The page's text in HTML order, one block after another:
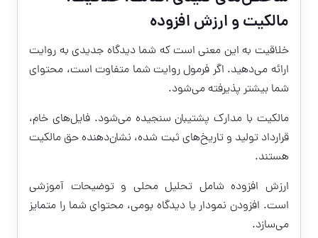
مالکیت و ارزش افزوده
خلاقیت به این معنی است که شما دیدگاه جدیدی به روایت
ارائه می‌دهید. اگر فرمول روایت شما متفاوت است، محتوای
شما بیشتر پذیرفته می‌شود.
مالکیت با مدارک پشتیبان سنجیده می‌شود. فایل‌های خام،
قرارداد تولید و تاریخ‌های ثبت شده، نشان‌دهنده حق مالکیت
هستند.
ارزش افزوده شامل تحلیل محلی و توضیحات آموزشی
است. افزودن نمودار یا دیدگاه بومی، محتوای شما را متمایز
می‌سازد.